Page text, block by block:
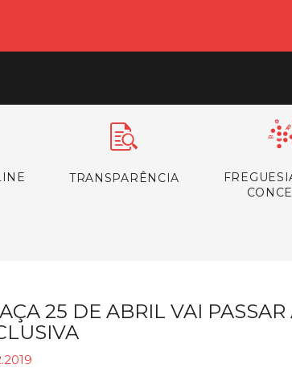
TRANSPARÊNCIA
25 DE ABRIL VAI